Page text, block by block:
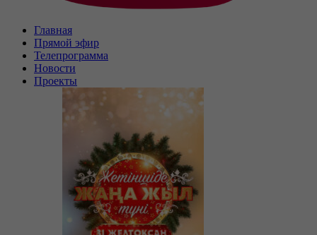
Главная
Прямой эфир
Телепрограмма
Новости
Проекты